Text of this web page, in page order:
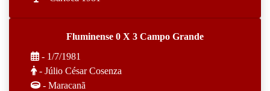
Fluminense 0 X 3 Campo Grande
- 1/7/1981
- Júlio César Cosenza
- Maracanã